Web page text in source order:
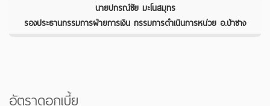
นายปกรณ์ชัย มะโนสมุทร
รองประธานกรรมการฝ่ายการเงิน กรรมการดำเนินการหน่วย อ.ป่าซาง
อัตราดอกเบี้ย